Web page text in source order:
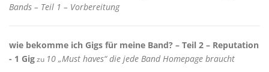
Bands – Teil 1 – Vorbereitung
wie bekomme ich Gigs für meine Band? – Teil 2 – Reputation
- 1 Gigzu 10 „Must haves“ die jede Band Homepage braucht